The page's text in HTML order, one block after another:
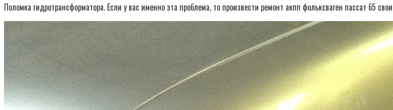
Поломка гидротрансформатора. Если у вас именно эта проблема, то произвести ремонт акпп фольксваген пассат б5